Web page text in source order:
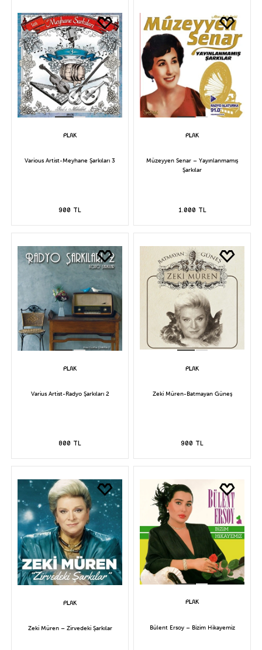
Various Artist-Meyhane Şarkıları 3
900 TL
Müzeyyen Senar – Yayınlanmamış
Şarkılar
1.000 TL
Varius Artist-Radyo Şarkıları 2
800 TL
Zeki Müren-Batmayan Güneş
900 TL
Zeki Müren – Zirvedeki Şarkılar Bülent Ersoy – Bizim Hikayemiz